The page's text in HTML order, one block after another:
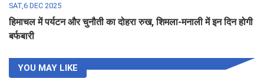
SAT,6 DEC 2025
हिमाचल में पर्यटन और चुनौती का दोहरा रुख, शिमला-मनाली में इन दिन होगी
बर्फबारी
YOU MAY LIKE